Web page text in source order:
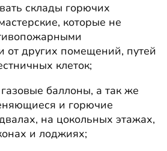
склады горючих
которые не
от других помещений, путей
клеток;
баллоны, а так же
и горючие
на цокольных этажах,
и лоджиях;